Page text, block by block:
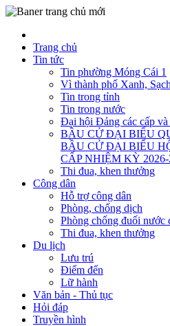
Trang chủ
Tin tức
Tin phường Móng Cái 1
Vì thành phố Xanh,
Tin trong tỉnh
Tin trong nước
Đại hội Đảng các cấp
BẦU CỬ ĐẠI BIỂU
BẦU CỬ ĐẠI BIỂU
CẤP NHIỆM KỲ 2026-
Thi đua, khen thưởng
Công dân
Hỗ trợ công dân
Phòng, chống dịch
Phòng chống đuối nước
Thi đua, khen thưởng
Du lịch
Lưu trú
Điểm đến
Lữ hành
Văn bản - Thủ tục
Hỏi đáp
Truyền hình